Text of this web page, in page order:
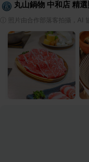
丸山鍋物 中和店 精
照片由合作部落客拍攝，AI